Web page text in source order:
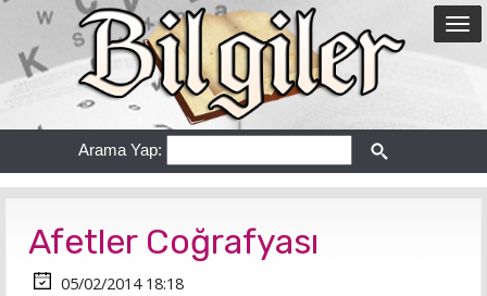
Arama Yap:
Afetler Coğrafyası
05/02/2014 18:18